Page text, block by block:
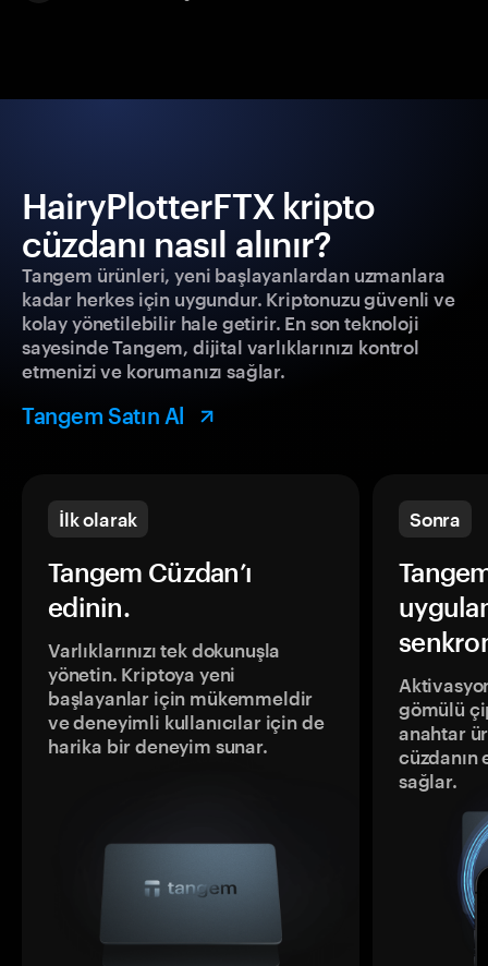
HairyPlotterFTX kripto
cüzdanı nasıl alınır?
Tangem ürünleri, yeni başlayanlardan uzmanlara
kadar herkes için uygundur. Kriptonuzu güvenli ve
kolay yönetilebilir hale getirir. En son teknoloji
sayesinde Tangem, dijital varlıklarınızı kontrol
etmenizi ve korumanızı sağlar.
Tangem Satın Al
İlk olarak
Tangem Cüzdan’ı
edinin.
Varlıklarınızı tek dokunuşla
yönetin. Kriptoya yeni
başlayanlar için mükemmeldir
ve deneyimli kullanıcılar için de
harika bir deneyim sunar.
Sonra
gömülü
anahtar
sağlar.